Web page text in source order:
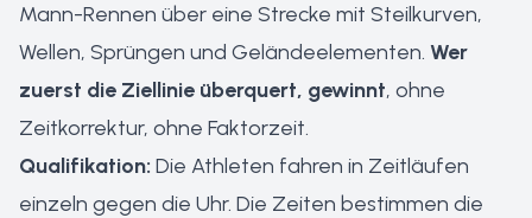
Mann-Rennen über eine Strecke mit Steilkurven,
Wellen, Sprüngen und Geländeelementen. Wer
zuerst die Ziellinie überquert, gewinnt, ohne
Zeitkorrektur, ohne Faktorzeit.
Qualifikation: Die Athleten fahren in Zeitläufen
einzeln gegen die Uhr. Die Zeiten bestimmen die